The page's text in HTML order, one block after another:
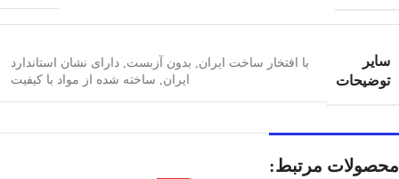
سایر
توضیحات
با افتخار ساخت ایران, بدون آزبست, دارای نشان استاندارد
ایران, ساخته شده از مواد با کیفیت
محصولات مرتبط: